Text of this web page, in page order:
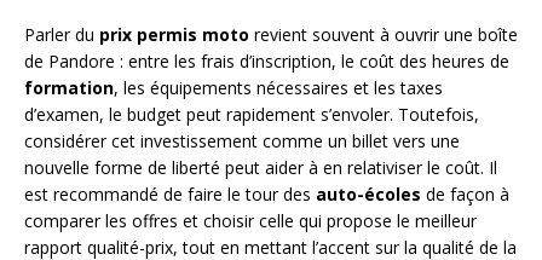
Parler du prix permis moto revient souvent à ouvrir une boîte
de Pandore : entre les frais d’inscription, le coût des heures de
formation, les équipements nécessaires et les taxes
d’examen, le budget peut rapidement s’envoler. Toutefois,
considérer cet investissement comme un billet vers une
nouvelle forme de liberté peut aider à en relativiser le coût. Il
est recommandé de faire le tour des auto-écoles de façon à
comparer les offres et choisir celle qui propose le meilleur
rapport qualité-prix, tout en mettant l’accent sur la qualité de la